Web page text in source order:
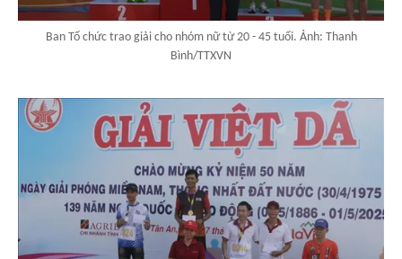
Ban Tổ chức trao giải cho nhóm nữ từ 20 - 45 tuổi. Ảnh: Thanh
Bình/TTXVN